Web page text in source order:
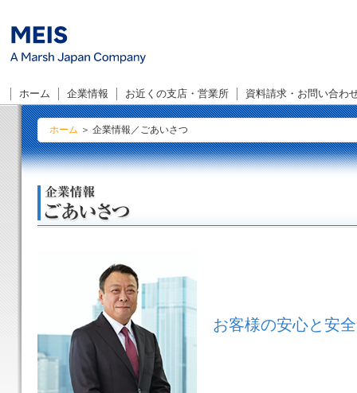
ホーム 企業情報 お近くの支店・営業所 資料請求・お問い合わ
ホーム ＞ 企業情報／ごあいさつ
お客様の安心と安